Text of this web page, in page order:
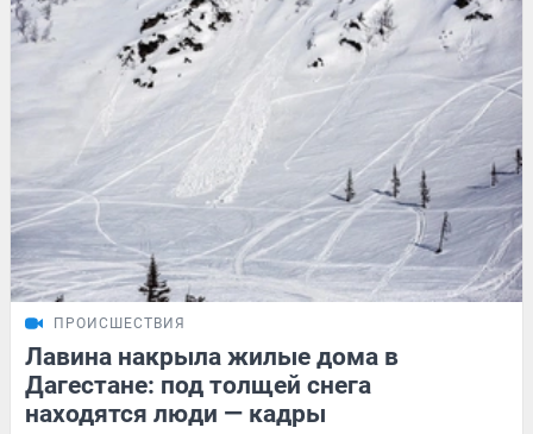
ПРОИСШЕСТВИЯ
Лавина накрыла жилые дома в
Дагестане: под толщей снега
находятся люди — кадры